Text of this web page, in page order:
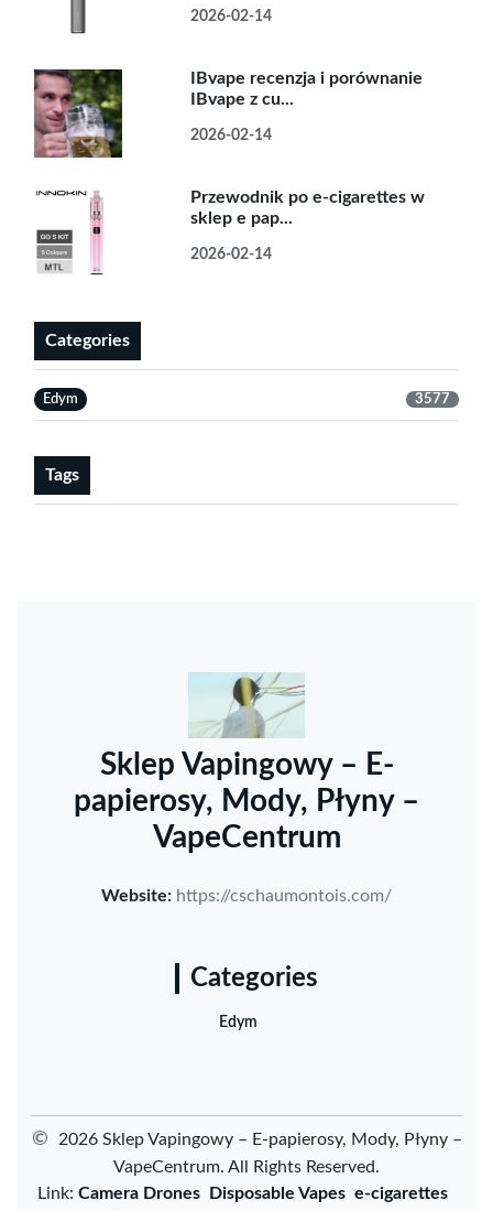
2026-02-14
IBvape recenzja i porównanie
IBvape z cu...
2026-02-14
Przewodnik po e-cigarettes w
sklep e pap...
2026-02-14
Categories
Edym 3577
Tags
Sklep Vapingowy – E-
papierosy, Mody, Płyny –
VapeCentrum
Website: https://cschaumontois.com/
Categories
Edym
©
2026 Sklep Vapingowy – E-papierosy, Mody, Płyny –
VapeCentrum. All Rights Reserved.
Link: Camera Drones Disposable Vapes e-cigarettes